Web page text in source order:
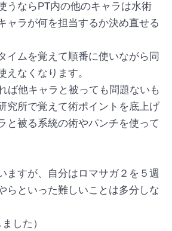
うならPT内の他のキャラは水術
ャラが何を担当するか決め直せる
ムを覚えて順番に使いながら同
なくなります。
他キャラと被っても問題ないも
究所で覚えて術ポイントを底上げ
と被る系統の術やパンチを使って
すが、自分はロマサガ２を５週
らといった難しいことは多分しな
した）